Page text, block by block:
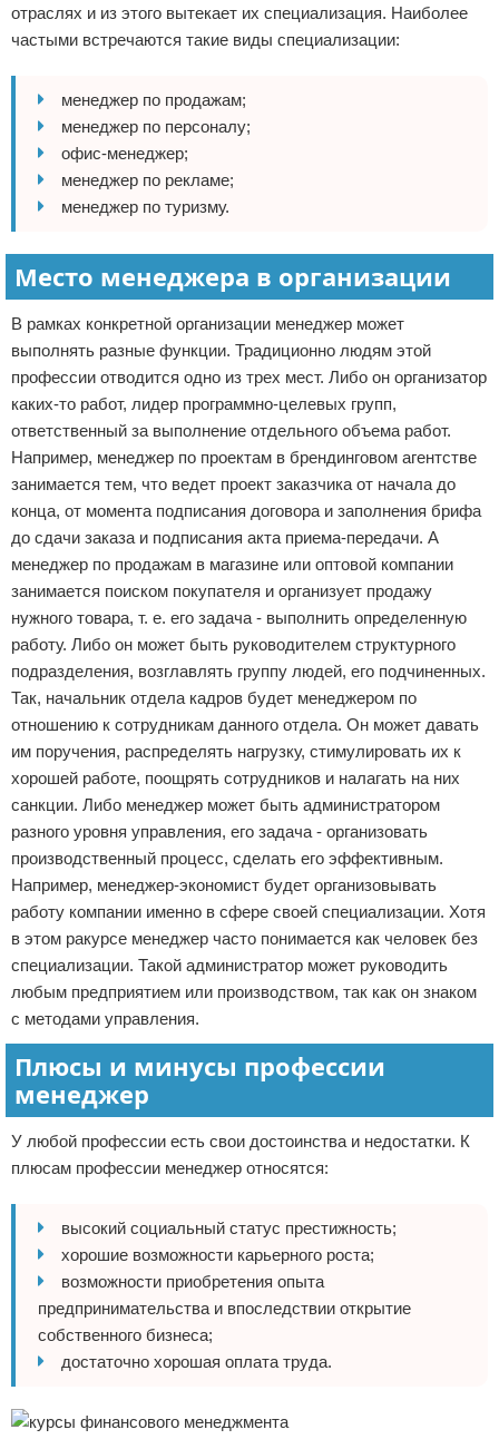
отраслях и из этого вытекает их специализация. Наиболее
частыми встречаются такие виды специализации:
менеджер по продажам;
менеджер по персоналу;
офис-менеджер;
менеджер по рекламе;
менеджер по туризму.
Место менеджера в организации
В рамках конкретной организации менеджер может
выполнять разные функции. Традиционно людям этой
профессии отводится одно из трех мест. Либо он организатор
каких-то работ, лидер программно-целевых групп,
ответственный за выполнение отдельного объема работ.
Например, менеджер по проектам в брендинговом агентстве
занимается тем, что ведет проект заказчика от начала до
конца, от момента подписания договора и заполнения брифа
до сдачи заказа и подписания акта приема-передачи. А
менеджер по продажам в магазине или оптовой компании
занимается поиском покупателя и организует продажу
нужного товара, т. е. его задача - выполнить определенную
работу. Либо он может быть руководителем структурного
подразделения, возглавлять группу людей, его подчиненных.
Так, начальник отдела кадров будет менеджером по
отношению к сотрудникам данного отдела. Он может давать
им поручения, распределять нагрузку, стимулировать их к
хорошей работе, поощрять сотрудников и налагать на них
санкции. Либо менеджер может быть администратором
разного уровня управления, его задача - организовать
производственный процесс, сделать его эффективным.
Например, менеджер-экономист будет организовывать
работу компании именно в сфере своей специализации. Хотя
в этом ракурсе менеджер часто понимается как человек без
специализации. Такой администратор может руководить
любым предприятием или производством, так как он знаком
с методами управления.
Плюсы и минусы профессии
менеджер
У любой профессии есть свои достоинства и недостатки. К
плюсам профессии менеджер относятся:
высокий социальный статус престижность;
хорошие возможности карьерного роста;
возможности приобретения опыта
предпринимательства и впоследствии открытие
собственного бизнеса;
достаточно хорошая оплата труда.